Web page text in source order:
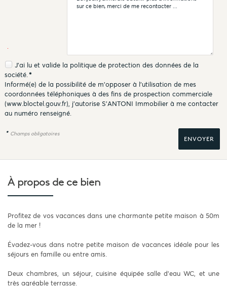
J'ai lu et valide la politique de protection des donnéesde la
société.*
Informé(e) de la possibilité de m'opposer à l'utilisation de mes
coordonnées téléphoniques à des fins de prospection commerciale
(www.bloctel.gouv.fr), j'autorise S'ANTONI Immobilier à me contacter
au numéro renseigné.
* Champs obligatoires
À propos de ce bien
Profitez de vos vacances dans une charmante petite maison à 50m
de la mer !
Évadez-vous dans notre petite maison de vacances idéale pour les
séjours en famille ou entre amis.
Deux chambres, un séjour, cuisine équipée salle d'eau WC, et une
très agréable terrasse.